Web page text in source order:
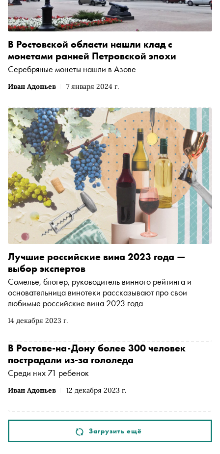
Иван Адоньев 7 января 2024 г.
В Ростовской области нашли клад с
монетами ранней Петровской эпохи
Серебряные монеты нашли в Азове
14 декабря 2023 г.
Лучшие российские вина 2023 года —
выбор экспертов
Сомелье, блогер, руководитель винного рейтинга и
основательница винотеки рассказывают про свои
любимые российские вина 2023 года
Иван Адоньев 12 декабря 2023 г.
В Ростове-на-Дону более 300 человек
пострадали из-за гололеда
Среди них 71 ребенок
Загрузить ещё